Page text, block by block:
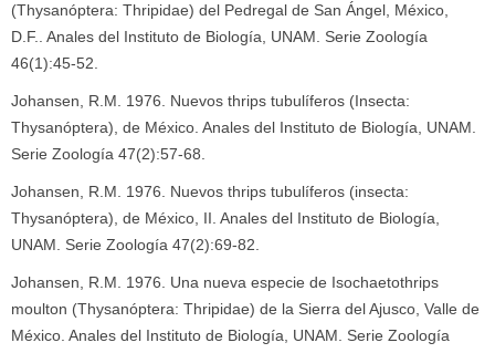
(Thysanóptera: Thripidae) del Pedregal de San Ángel, México,
D.F.. Anales del Instituto de Biología, UNAM. Serie Zoología
46(1):45-52.
Johansen, R.M. 1976. Nuevos thrips tubulíferos (Insecta:
Thysanóptera), de México. Anales del Instituto de Biología, UNAM.
Serie Zoología 47(2):57-68.
Johansen, R.M. 1976. Nuevos thrips tubulíferos (insecta:
Thysanóptera), de México, II. Anales del Instituto de Biología,
UNAM. Serie Zoología 47(2):69-82.
Johansen, R.M. 1976. Una nueva especie de Isochaetothrips
moulton (Thysanóptera: Thripidae) de la Sierra del Ajusco, Valle de
México. Anales del Instituto de Biología, UNAM. Serie Zoología